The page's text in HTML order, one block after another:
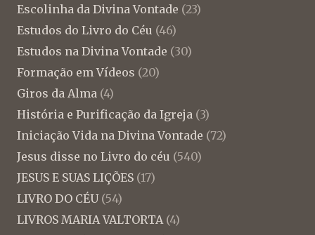
Escolinha da Divina Vontade (23)
Estudos do Livro do Céu (46)
Estudos na Divina Vontade (30)
Formação em Vídeos (20)
Giros da Alma (4)
História e Purificação da Igreja (3)
Iniciação Vida na Divina Vontade (72)
Jesus disse no Livro do céu (540)
JESUS E SUAS LIÇÕES (17)
LIVRO DO CÉU (54)
LIVROS MARIA VALTORTA (4)